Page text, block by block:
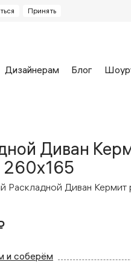
Принять
Дизайнерам Блог
Диван
260x165
Раскладной Диван
и соберём